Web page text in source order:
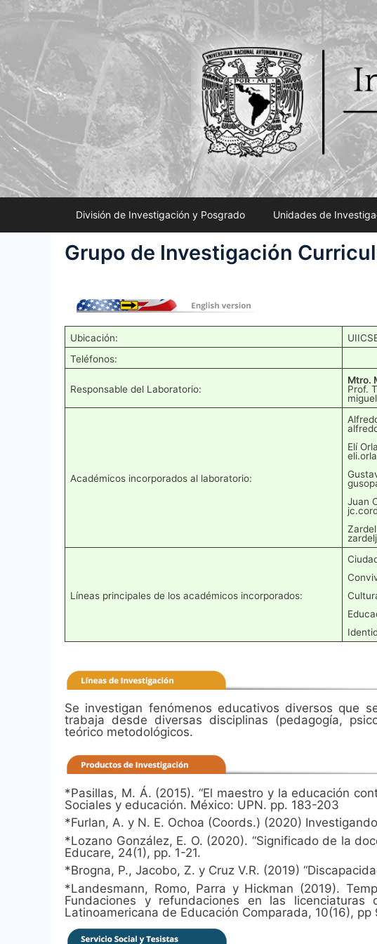
Saltar
División de Investigación y Posgrado Unidades de
Grupo de Investigación
Ubicación:
Teléfonos:
Responsable del Laboratorio:
Mtro.
Prof.
Académicos incorporados al laboratorio:
Elí
Juan
Líneas principales de los académicos incorporados:
Se investigan fenómenos educativos diversos que
trabaja desde diversas disciplinas (pedagogía,
teórico metodológicos.
*Pasillas, M. Á. (2015). “El maestro y la educación
Sociales y educación. México: UPN. pp. 183-203
*Furlan, A. y N. E. Ochoa (Coords.) (2020)
*Lozano González, E. O. (2020). “Significado de la
Educare, 24(1), pp. 1-21.
*Brogna, P., Jacobo, Z. y Cruz V.R. (2019)
*Landesmann, Romo, Parra y Hickman (2019).
Fundaciones y refundaciones en las
Latinoamericana de Educación Comparada, 10(16),